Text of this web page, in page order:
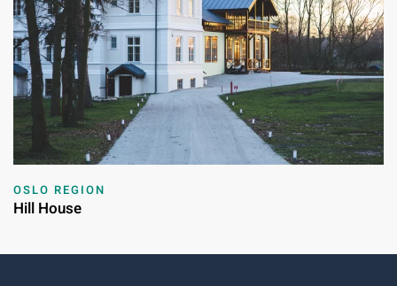
OSLO REGION
Hill House